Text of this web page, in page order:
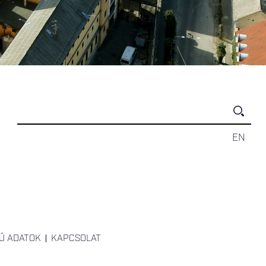
EN
ADATOK KAPCSOLAT